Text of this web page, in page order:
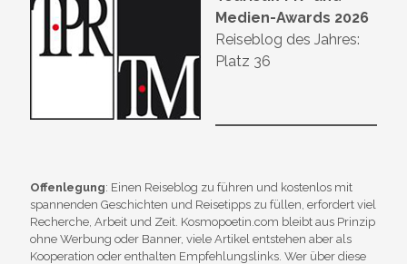
Medien-Awards 2026
Reiseblog des Jahres:
Platz 36
Offenlegung: Einen Reiseblog zu führen und kostenlos mit
spannenden Geschichten und Reisetipps zu füllen, erfordert viel
Recherche, Arbeit und Zeit. Kosmopoetin.com bleibt aus Prinzip
ohne Werbung oder Banner, viele Artikel entstehen aber als
Kooperation oder enthalten Empfehlungslinks. Wer über diese